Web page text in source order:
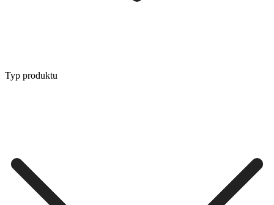
Typ produktu